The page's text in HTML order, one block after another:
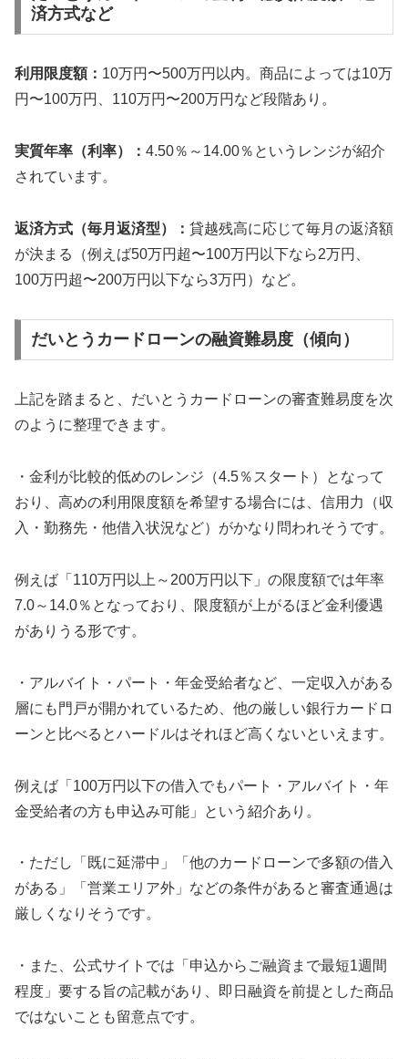
済方式など
利用限度額： 10万円〜500万円以内。商品によっては10万
円〜100万円、110万円〜200万円など段階あり。
実質年率（利率）： 4.50％～14.00％というレンジが紹介
されています。
返済方式（毎月返済型）： 貸越残高に応じて毎月の返済額
が決まる（例えば50万円超〜100万円以下なら2万円、
100万円超〜200万円以下なら3万円）など。
だいとうカードローンの融資難易度（傾向）
上記を踏まると、だいとうカードローンの審査難易度を次
のように整理できます。
・金利が比較的低めのレンジ（4.5％スタート）となって
おり、高めの利用限度額を希望する場合には、信用力（収
入・勤務先・他借入状況など）がかなり問われそうです。
例えば「110万円以上～200万円以下」の限度額では年率
7.0～14.0％となっており、限度額が上がるほど金利優遇
がありうる形です。
・アルバイト・パート・年金受給者など、一定収入がある
層にも門戸が開かれているため、他の厳しい銀行カードロ
ーンと比べるとハードルはそれほど高くないといえます。
例えば「100万円以下の借入でもパート・アルバイト・年
金受給者の方も申込み可能」という紹介あり。
・ただし「既に延滞中」「他のカードローンで多額の借入
がある」「営業エリア外」などの条件があると審査通過は
厳しくなりそうです。
・また、公式サイトでは「申込からご融資まで最短1週間
程度」要する旨の記載があり、即日融資を前提とした商品
ではないことも留意点です。